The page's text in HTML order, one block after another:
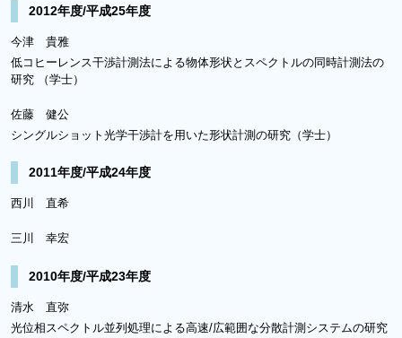
2012年度/平成25年度
今津 貴雅
低コヒーレンス干渉計測法による物体形状とスペクトルの同時計測法の
研究 （学士）
佐藤 健公
シングルショット光学干渉計を用いた形状計測の研究（学士）
2011年度/平成24年度
西川 直希
三川 幸宏
2010年度/平成23年度
清水 直弥
光位相スペクトル並列処理による高速/広範囲な分散計測システムの研究